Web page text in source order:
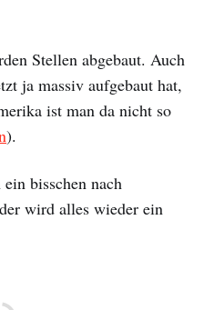
Stellen abgebaut. Auch
ja massiv aufgebaut hat,
ist man da nicht so
).
bisschen nach
wird alles wieder ein